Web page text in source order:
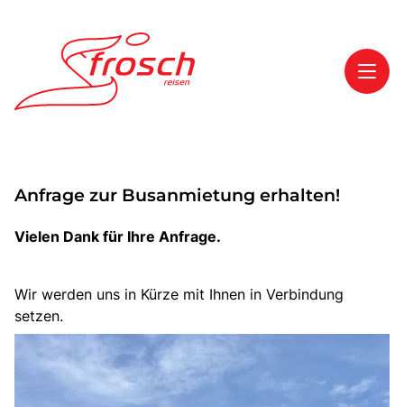
Highlights
Service
Mehrtagesreisen
Anfrage zur Busanmietung erhalten!
Vielen Dank für Ihre Anfrage.
Wir werden uns in Kürze mit Ihnen in Verbindung
setzen.